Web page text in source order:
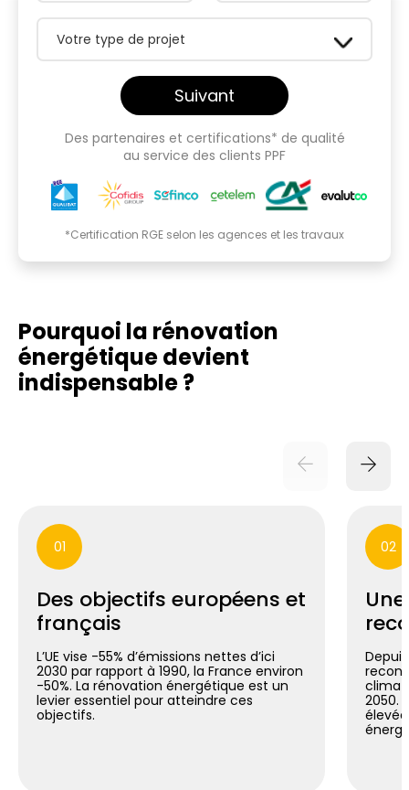
Votre type de projet
Suivant
Des partenaires et certifications* de qualité
au service des clients PPF
*Certification RGE selon les agences et les travaux
Pourquoi la rénovation
énergétiquedevient
indispensable ?
01
Des objectifs européens et
français
L’UE vise -55% d’émissions nettes d’ici
2030 par rapport à 1990, la France environ
-50%. La rénovation énergétique est un
levier essentiel pour atteindre ces
objectifs.
02
2050.